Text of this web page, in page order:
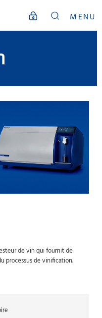
MENU
de vin qui fournit de
processus de vinification.